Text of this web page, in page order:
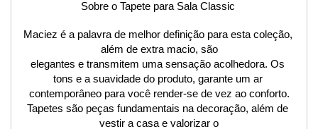
Sobre o Tapete para Sala Classic
Maciez é a palavra de melhor definição para esta coleção,
além de extra macio, são
elegantes e transmitem uma sensação acolhedora. Os
tons e a suavidade do produto, garante um ar
contemporâneo para você render-se de vez ao conforto.
Tapetes são peças fundamentais na decoração, além de
vestir a casa e valorizar o